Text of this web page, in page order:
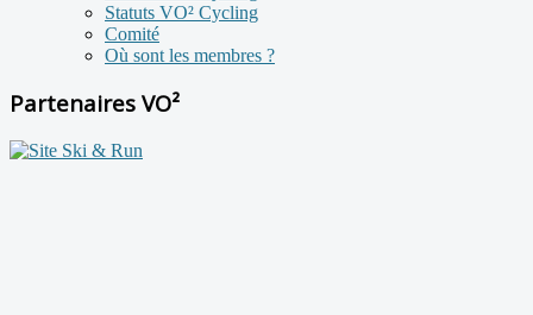
Statuts VO² Cycling
Comité
Où sont les membres ?
Partenaires VO²